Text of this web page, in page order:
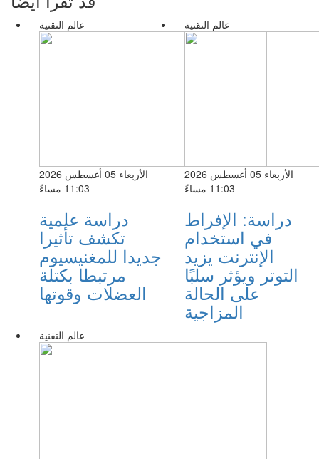
عالم التقنية
الأربعاء 05 أغسطس 2026
11:03 مساءً
دراسة علمية
تكشف تأثيرا
جديدا للمغنيسيوم
مرتبطا بكتلة
العضلات وقوتها
عالم التقنية
الأربعاء 05 أغسطس 2026
11:03 مساءً
دراسة: الإفراط
في استخدام
الإنترنت يزيد
التوتر ويؤثر سلبًا
على الحالة
المزاجية
عالم التقنية